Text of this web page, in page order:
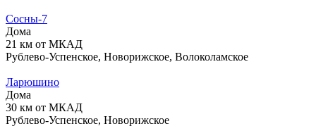
Сосны-7
Дома
21 км от МКАД
Рублево-Успенское, Новорижское, Волоколамское
Ларюшино
Дома
30 км от МКАД
Рублево-Успенское, Новорижское